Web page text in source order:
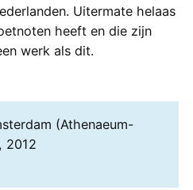
Uitermate helaas
heeft en die zijn
werk als dit.
(Athenaeum-
2012